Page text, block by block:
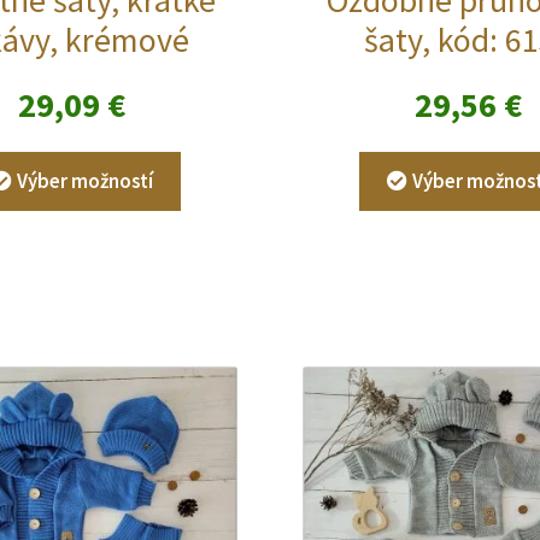
krémové
29,09 €
Výber možností
má
vybrať
stránke
šaty, kód:
29,56 €
Výber